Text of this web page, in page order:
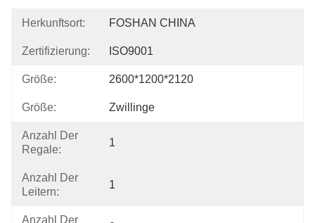
Herkunftsort: FOSHAN CHINA
Zertifizierung: ISO9001
Größe: 2600*1200*2120
Größe: Zwillinge
Anzahl Der
Regale:
1
Anzahl Der
Leitern:
1
Anzahl Der